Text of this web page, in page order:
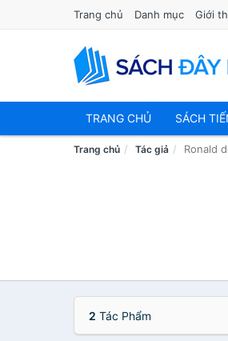
Trang chủ Danh mục Giới
TRANG CHỦ SÁCH
Trang chủ Tác giả Ronald
2 Tác Phẩm